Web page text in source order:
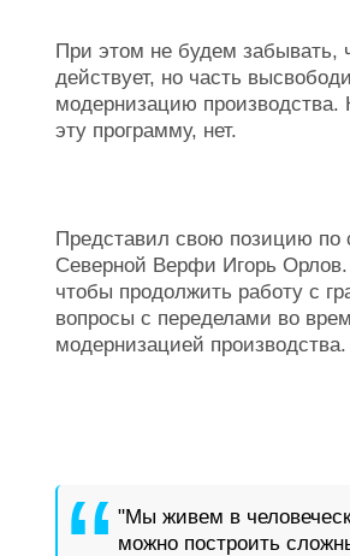
При этом не будем
действует, но часть
модернизацию производства.
эту программу, нет.
Представил свою позицию по
Северной Верфи Игорь Орлов.
чтобы продолжить работу с
вопросы с переделами во
модернизацией производства.
"Мы живем в
можно построить